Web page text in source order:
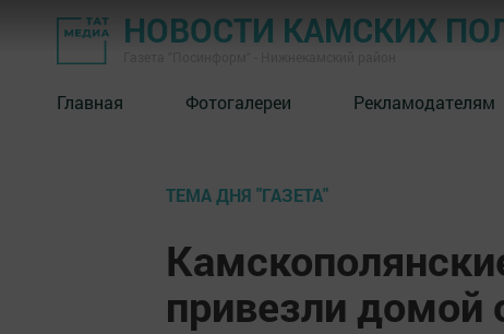
НОВОСТИ КАМСКИХ
Главная Фотогалереи Рекламодателям
ТЕМА ДНЯ "ГАЗЕТА"
привезли